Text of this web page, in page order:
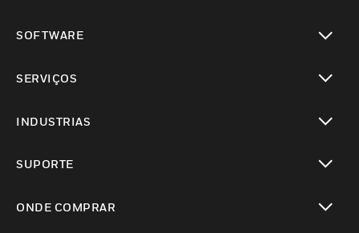
SOFTWARE
SERVIÇOS
INDUSTRIAS
SUPORTE
ONDE COMPRAR